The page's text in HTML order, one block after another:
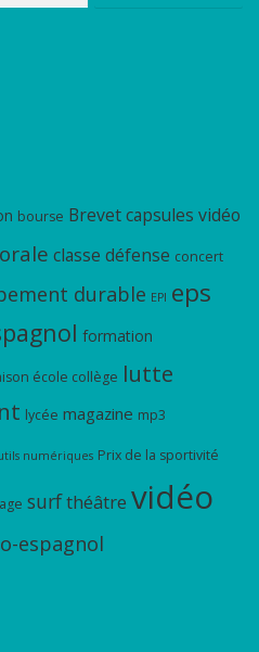
bourse Brevetcapsules vidéo
classe défense concert
durable EPI eps
formation
école collège lutte
lycée magazine mp3
numériques Prix de la sportivité
surfthéâtre vidéo
espagnol